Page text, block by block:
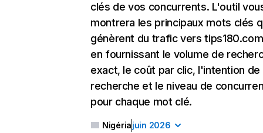
clés de vos concurrents. L'outil
montrera les principaux mots clés
génèrent du trafic vers
en fournissant le volume de
exact, le coût par clic, l'intention de
recherche et le niveau de
pour chaque mot clé.
Nigériajuin 2026